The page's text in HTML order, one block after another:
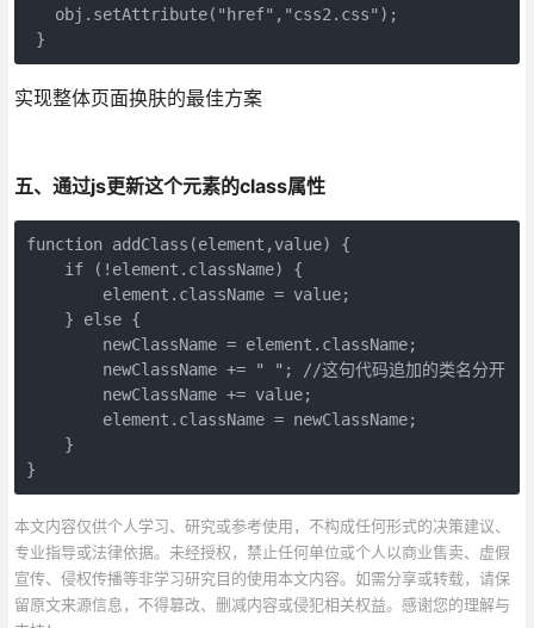
   obj.setAttribute("href","css2.css");
}
实现整体页面换肤的最佳方案
五、通过js更新这个元素的class属性
function addClass(element,value) {
    if (!element.className) {
        element.className = value;
    } else {
        newClassName = element.className;
        newClassName += " "; //这句代码追加的类名分开
        newClassName += value;
        element.className = newClassName;
    }
}
本文内容仅供个人学习、研究或参考使用，不构成任何形式的决策建议、
专业指导或法律依据。未经授权，禁止任何单位或个人以商业售卖、虚假
宣传、侵权传播等非学习研究目的使用本文内容。如需分享或转载，请保
留原文来源信息，不得篡改、删减内容或侵犯相关权益。感谢您的理解与